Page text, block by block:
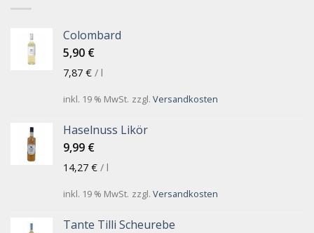
Colombard
5,90 €
7,87 € / l
inkl. 19 % MwSt. zzgl. Versandkosten
Haselnuss Likör
9,99 €
14,27 € / l
inkl. 19 % MwSt. zzgl. Versandkosten
Tante Tilli Scheurebe